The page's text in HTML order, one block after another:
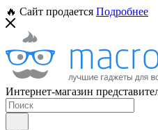
🔥 Сайт продается Подробнее
Интернет-магазин